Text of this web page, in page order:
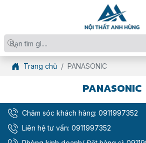
Trang chủ PANASONIC
PANASONIC
Chăm sóc khách hàng: 0911997352
Liên hệ tư vấn: 0911997352